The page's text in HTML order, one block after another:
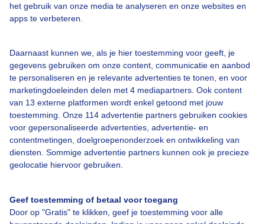
het gebruik van onze media te analyseren en onze websites en
apps te verbeteren.
Daarnaast kunnen we, als je hier toestemming voor geeft, je
gegevens gebruiken om onze content, communicatie en aanbod
te personaliseren en je relevante advertenties te tonen, en voor
marketingdoeleinden delen met 4 mediapartners. Ook content
van 13 externe platformen wordt enkel getoond met jouw
toestemming. Onze 114 advertentie partners gebruiken cookies
voor gepersonaliseerde advertenties, advertentie- en
contentmetingen, doelgroepenonderzoek en ontwikkeling van
diensten. Sommige advertentie partners kunnen ook je precieze
geolocatie hiervoor gebruiken.
Geef toestemming of betaal voor toegang
Door op "Gratis" te klikken, geef je toestemming voor alle
Een moment geduld aub...
Over Buienradar
Veelgestelde vragen